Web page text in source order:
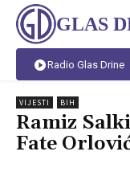
GLAS
Radio Glas Drine
VIJESTI BIH
Ramiz
Fate